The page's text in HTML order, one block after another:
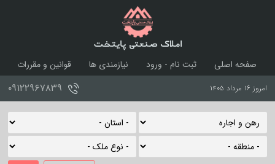
املاک صنعتی پایتخت
صفحه اصلی ثبت نام - ورود نیازمندی ها
قوانین و مقررات
امروز ۱۶ مرداد ۱۴۰۵ ۰۹۱۲۲۹۶۷۸۳۹